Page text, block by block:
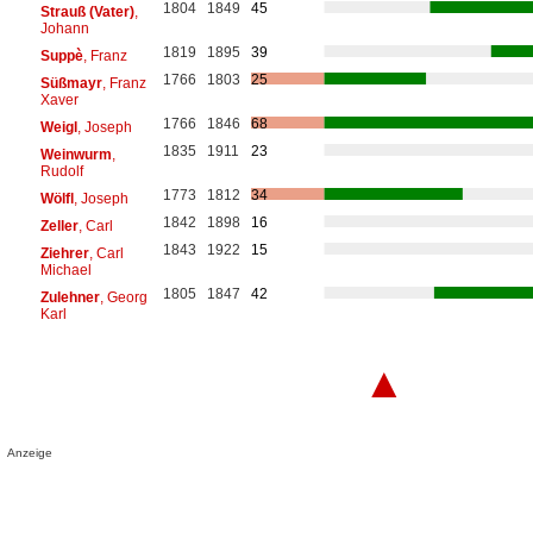
Strauß (Vater),
Johann
1804 1849 45
Suppè, Franz 1819 1895
39
Süßmayr, Franz
Xaver
1766 1803 25
Weigl, Joseph 1766 1846
68
Weinwurm
Rudolf
1835 1911 23
Wölfl, Joseph 1773 1812
34
Zeller, Carl 1842 1898
16
Ziehrer, Carl
Michael
1843 1922 15
Zulehner, Georg
Karl
1805 1847 42
▲
Anzeige